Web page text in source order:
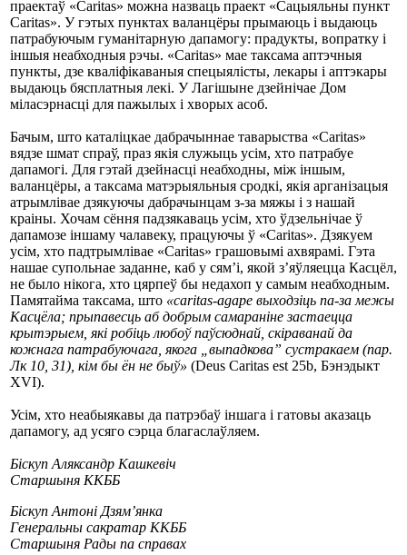
праектаў «Caritas» можна назваць праект «Сацыяльны пункт
Caritas». У гэтых пунктах валанцёры прымаюць і выдаюць
патрабуючым гуманітарную дапамогу: прадукты, вопратку i
іншыя неабходныя рэчы. «Caritas» мае таксама аптэчныя
пункты, дзе кваліфікаваныя спецыялісты, лекары i аптэкары
выдаюць бясплатныя лекі. У Лагішыне дзейнічае Дом
міласэрнасці для пажылых і хворых асоб.
Бачым, што каталіцкае дабрачыннае таварыства «Caritas»
вядзе шмат спраў, праз якія служыць усім, хто патрабуе
дапамогі. Для гэтай дзейнасці неабходны, між іншым,
валанцёры, а таксама матэрыяльныя сродкі, якія арганізацыя
атрымлівае дзякуючы дабрачынцам з-за мяжы і з нашай
краіны. Хочам сёння падзякаваць усім, хто ўдзельнічае ў
дапамозе іншаму чалавеку, працуючы ў «Caritas». Дзякуем
усім, хто падтрымлівае «Caritas» грашовымі ахвярамі. Гэта
нашае супольнае заданне, каб у сям’і, якой з’яўляецца Касцёл,
не было нікога, хто цярпеў бы недахоп у самым неабходным.
Памятайма таксама, што «caritas-agape выходзіць па-за межы
Касцёла; прыпавесць аб добрым самараніне застаецца
крытэрыем, які робіць любоў паўсюднай, скіраванай да
кожнага патрабуючага, якога „выпадкова” сустракаем (пар.
Лк 10, 31), кім бы ён не быў» (Deus Caritas est 25b, Бэнэдыкт
XVI).
Усім, хто неабыякавы да патрэбаў іншага і гатовы аказаць
дапамогу, ад усяго сэрца благаслаўляем.
Біскуп Аляксандр Кашкевіч
Старшыня ККББ
Біскуп Антоні Дзям’янка
Генеральны сакратар ККББ
Старшыня Рады па справах